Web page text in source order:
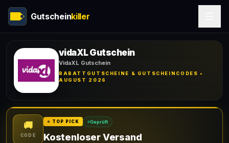
Gutscheinkiller
vidaXL Gutschein
VidaXL Gutschein
RABATTGUTSCHEINE & GUTSCHEINCODES •
AUGUST 2026
🚚
CODE
⭐ TOP PICK Geprüft
Kostenloser Versand